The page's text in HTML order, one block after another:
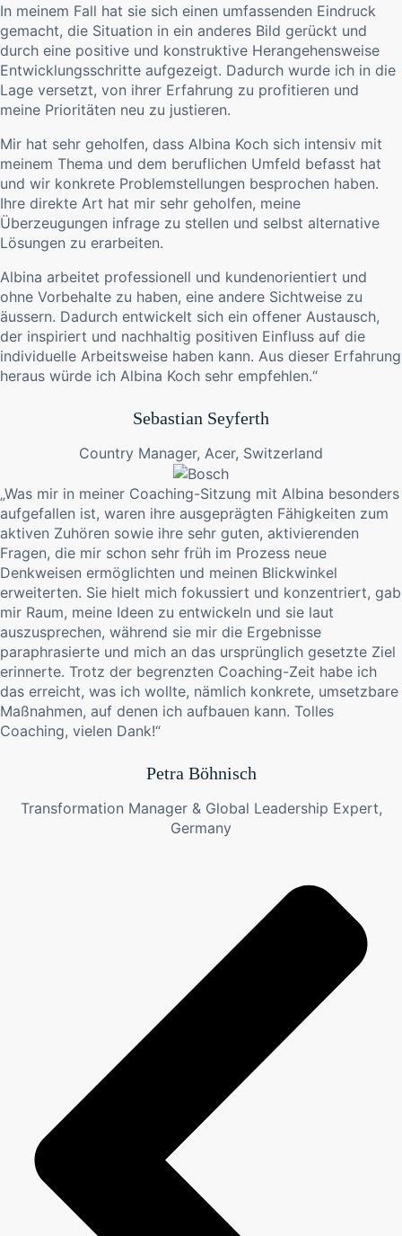
In meinem Fall hat sie sich einen umfassenden Eindruck
gemacht, die Situation in ein anderes Bild gerückt und
durch eine positive und konstruktive Herangehensweise
Entwicklungsschritte aufgezeigt. Dadurch wurde ich in die
Lage versetzt, von ihrer Erfahrung zu profitieren und
meine Prioritäten neu zu justieren.
Mir hat sehr geholfen, dass Albina Koch sich intensiv mit
meinem Thema und dem beruflichen Umfeld befasst hat
und wir konkrete Problemstellungen besprochen haben.
Ihre direkte Art hat mir sehr geholfen, meine
Überzeugungen infrage zu stellen und selbst alternative
Lösungen zu erarbeiten.
Albina arbeitet professionell und kundenorientiert und
ohne Vorbehalte zu haben, eine andere Sichtweise zu
äussern. Dadurch entwickelt sich ein offener Austausch,
der inspiriert und nachhaltig positiven Einfluss auf die
individuelle Arbeitsweise haben kann. Aus dieser Erfahrung
heraus würde ich Albina Koch sehr empfehlen.“
Sebastian Seyferth
Country Manager, Acer, Switzerland
„Was mir in meiner Coaching-Sitzung mit Albina besonders
aufgefallen ist, waren ihre ausgeprägten Fähigkeiten zum
aktiven Zuhören sowie ihre sehr guten, aktivierenden
Fragen, die mir schon sehr früh im Prozess neue
Denkweisen ermöglichten und meinen Blickwinkel
erweiterten. Sie hielt mich fokussiert und konzentriert, gab
mir Raum, meine Ideen zu entwickeln und sie laut
auszusprechen, während sie mir die Ergebnisse
paraphrasierte und mich an das ursprünglich gesetzte Ziel
erinnerte. Trotz der begrenzten Coaching-Zeit habe ich
das erreicht, was ich wollte, nämlich konkrete, umsetzbare
Maßnahmen, auf denen ich aufbauen kann. Tolles
Coaching, vielen Dank!“
Petra Böhnisch
Transformation Manager & Global Leadership Expert,
Germany